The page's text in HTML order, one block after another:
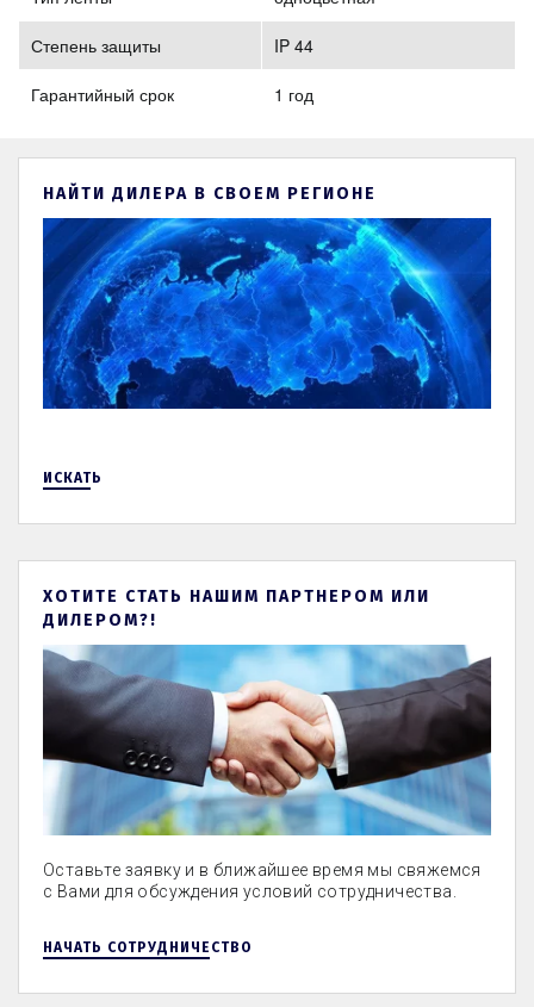
Степень защиты IP 44
Гарантийный срок 1 год
НАЙТИ ДИЛЕРА В СВОЕМ РЕГИОНЕ
ИСКАТЬ
ХОТИТЕ СТАТЬ НАШИМ ПАРТНЕРОМ ИЛИ
ДИЛЕРОМ?!
Оставьте заявку и в ближайшее время мы свяжемся
с Вами для обсуждения условий сотрудничества.
НАЧАТЬ СОТРУДНИЧЕСТВО